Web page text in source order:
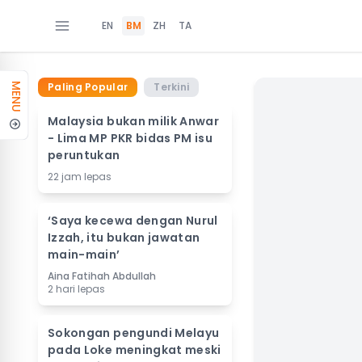
EN BM ZH TA
MENU Paling Popular Terkini
Malaysia bukan milik Anwar
- Lima MP PKR bidas PM isu
peruntukan
22 jam lepas
‘Saya kecewa dengan Nurul
Izzah, itu bukan jawatan
main-main’
Aina Fatihah Abdullah
2 hari lepas
Sokongan pengundi Melayu
pada Loke meningkat meski